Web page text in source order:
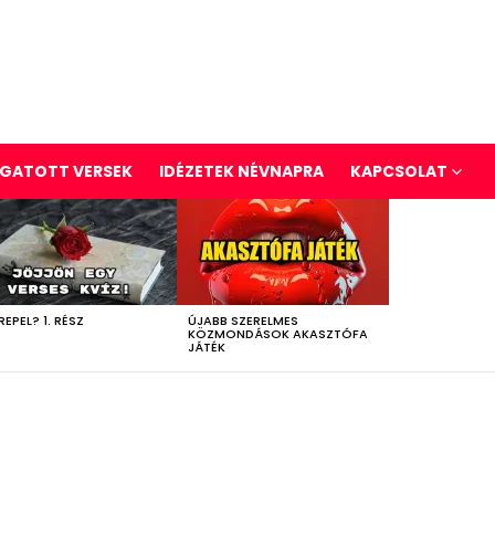
VERSEK IDÉZETEK NÉVNAPRA KAPCSOLAT
1. RÉSZ ÚJABB SZERELMES
KÖZMONDÁSOK AKASZTÓFA
JÁTÉK